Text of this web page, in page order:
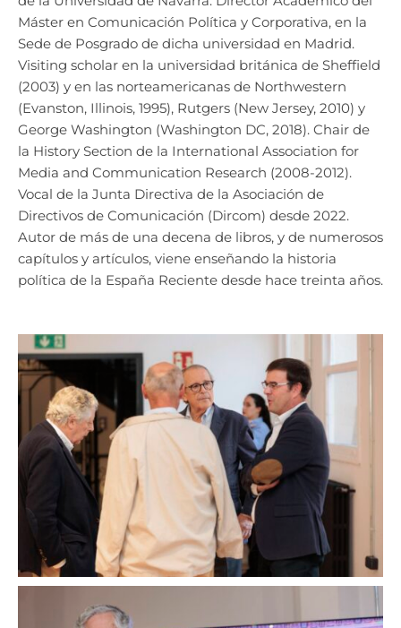
Máster en Comunicación Política y Corporativa, en la
Sede de Posgrado de dicha universidad en Madrid.
Visiting scholar en la universidad británica de Sheffield
(2003) y en las norteamericanas de Northwestern
(Evanston, Illinois, 1995), Rutgers (New Jersey, 2010) y
George Washington (Washington DC, 2018). Chair de
la History Section de la International Association for
Media and Communication Research (2008-2012).
Vocal de la Junta Directiva de la Asociación de
Directivos de Comunicación (Dircom) desde 2022.
Autor de más de una decena de libros, y de numerosos
capítulos y artículos, viene enseñando la historia
política de la España Reciente desde hace treinta años.